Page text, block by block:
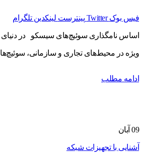
فیس بوک Twitter پینترست لینکدین تلگرام
اساس نامگذاری سوئیچ‌های سیسکو در دنیای
ویژه در محیط‌های تجاری و سازمانی، سوئیچ‌ها
ادامه مطلب
09 آبان
آشنایی با تجهیزات شبکه